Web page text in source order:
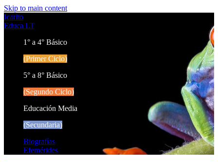
Skip to main content
Icarito
Educa LT
1° a 4° Básico
(Primer Ciclo)
5° a 8° Básico
(Segundo Ciclo)
Educación Media
(Secundaria)
Biografías
Efemérides